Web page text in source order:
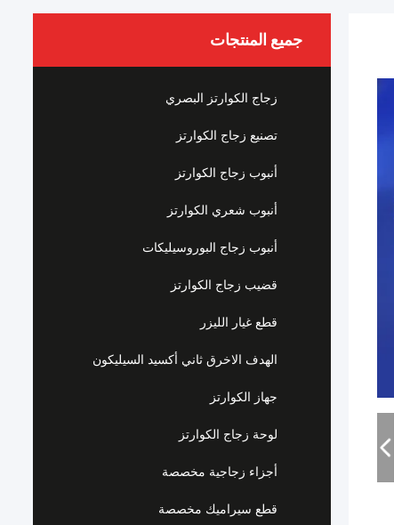
جميع المنتجات
زجاج الكوارتز البصري
تصنيع زجاج الكوارتز
أنبوب زجاج الكوارتز
أنبوب شعري الكوارتز
أنبوب زجاج البوروسيليكات
قضيب زجاج الكوارتز
قطع غيار الليزر
الهدف الاخرق ثاني أكسيد السيليكون
جهاز الكوارتز
لوحة زجاج الكوارتز
أجزاء زجاجية مخصصة
قطع سيراميك مخصصة